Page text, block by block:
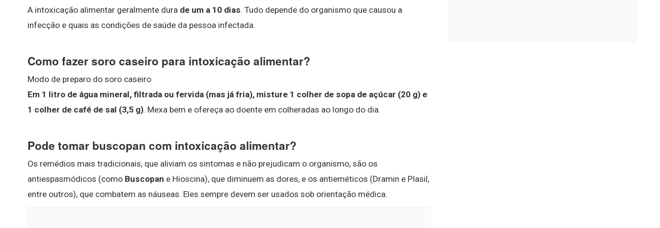
A intoxicação alimentar geralmente dura de um a 10 dias. Tudo depende do organismo que causou a
infecção e quais as condições de saúde da pessoa infectada.
Como fazer soro caseiro para intoxicação alimentar?
Modo de preparo do soro caseiro
Em 1 litro de água mineral, filtrada ou fervida (mas já fria), misture 1 colher de sopa de açúcar (20 g) e
1 colher de café de sal (3,5 g). Mexa bem e ofereça ao doente em colheradas ao longo do dia.
Pode tomar buscopan com intoxicação alimentar?
Os remédios mais tradicionais, que aliviam os sintomas e não prejudicam o organismo, são os
antiespasmódicos (como Buscopan e Hioscina), que diminuem as dores, e os antieméticos (Dramin e Plasil,
entre outros), que combatem as náuseas. Eles sempre devem ser usados sob orientação médica.